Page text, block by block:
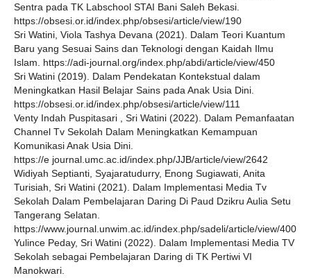
Sentra pada TK Labschool STAI Bani Saleh Bekasi.
https://obsesi.or.id/index.php/obsesi/article/view/190
Sri Watini, Viola Tashya Devana (2021). Dalam Teori Kuantum
Baru yang Sesuai Sains dan Teknologi dengan Kaidah Ilmu
Islam. https://adi-journal.org/index.php/abdi/article/view/450
Sri Watini (2019). Dalam Pendekatan Kontekstual dalam
Meningkatkan Hasil Belajar Sains pada Anak Usia Dini.
https://obsesi.or.id/index.php/obsesi/article/view/111
Venty Indah Puspitasari , Sri Watini (2022). Dalam Pemanfaatan
Channel Tv Sekolah Dalam Meningkatkan Kemampuan
Komunikasi Anak Usia Dini.
https://e journal.umc.ac.id/index.php/JJB/article/view/2642
Widiyah Septianti, Syajaratudurry, Enong Sugiawati, Anita
Turisiah, Sri Watini (2021). Dalam Implementasi Media Tv
Sekolah Dalam Pembelajaran Daring Di Paud Dzikru Aulia Setu
Tangerang Selatan.
https://www.journal.unwim.ac.id/index.php/sadeli/article/view/400
Yulince Peday, Sri Watini (2022). Dalam Implementasi Media TV
Sekolah sebagai Pembelajaran Daring di TK Pertiwi VI
Manokwari.